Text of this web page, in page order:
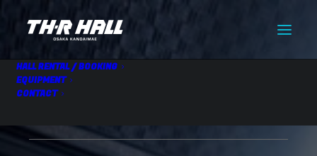
HALL RENTAL / BOOKING
EQUIPMENT
CONTACT